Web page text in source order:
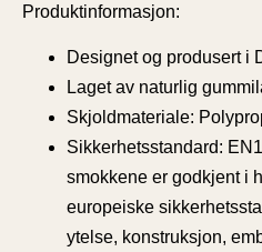
Produktinformasjon:
Designet og produsert i
Laget av naturlig
Skjoldmateriale:
Sikkerhetsstandard:
smokkene er godkjent i
europeiske
ytelse, konstruksjon,